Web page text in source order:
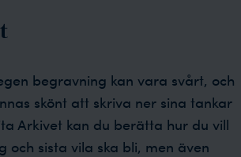
begravning kan vara svårt, och
skönt att skriva ner sina tankar
Arkivet kan du berätta hur du vill
och sista vila ska bli, men även